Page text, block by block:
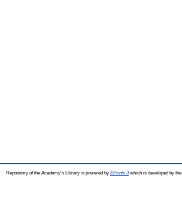
Repository of the Academy's Library is powered by EPrints 3which is developed by the